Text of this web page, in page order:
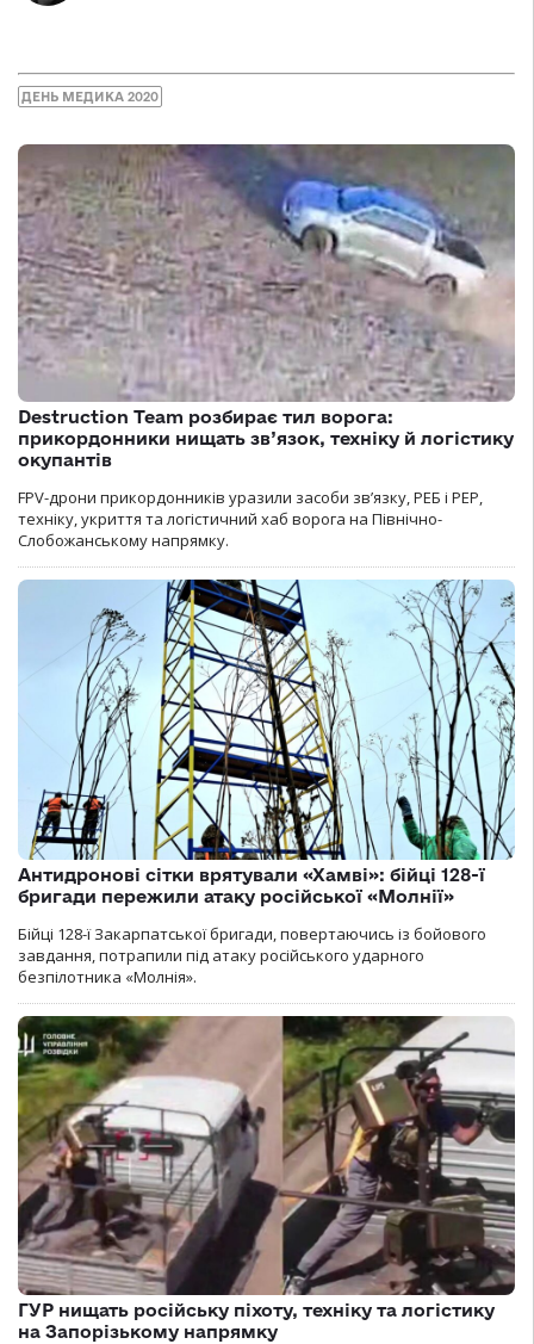
ДЕНЬ МЕДИКА 2020
Destruction Team розбирає тил ворога:
прикордонники нищать зв’язок, техніку й логістику
окупантів
FPV-дрони прикордонників уразили засоби зв’язку, РЕБ і РЕР,
техніку, укриття та логістичний хаб ворога на Північно-
Слобожанському напрямку.
Антидронові сітки врятували «Хамві»: бійці 128-ї
бригади пережили атаку російської «Молнії»
Бійці 128-ї Закарпатської бригади, повертаючись із бойового
завдання, потрапили під атаку російського ударного
безпілотника «Молнія».
ГУР нищать російську піхоту, техніку та логістику
на Запорізькому напрямку